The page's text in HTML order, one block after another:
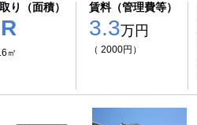
り（面積）
㎡
賃料（管理費等）
3.3万円
（ 2000円）